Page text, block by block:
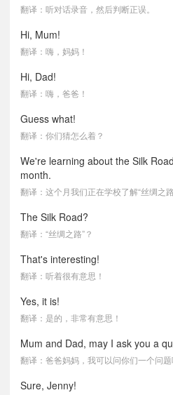
翻译：听对话录音，然后判断正误。
Hi, Mum!
翻译：嗨，妈妈！
Hi, Dad!
翻译：嗨，爸爸！
Guess what!
翻译：你们猜怎么着？
We're learning about the Silk
month.
翻译：这个月我们正在学校了解“丝绸之路
The Silk Road?
翻译：“丝绸之路”？
That's interesting!
翻译：听着很有意思！
Yes, it is!
翻译：是的，非常有意思！
Mum and Dad, may I ask you a
翻译：爸爸妈妈，我可以问你们一个问题
Sure, Jenny!